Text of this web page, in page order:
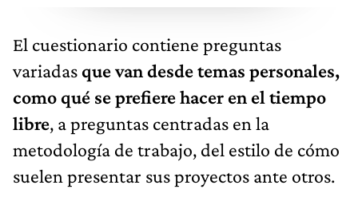
El cuestionario contiene preguntas
variadas que van desde temas personales,
como qué se prefiere hacer en el tiempo
libre, a preguntas centradas en la
metodología de trabajo, del estilo de cómo
suelen presentar sus proyectos ante otros.